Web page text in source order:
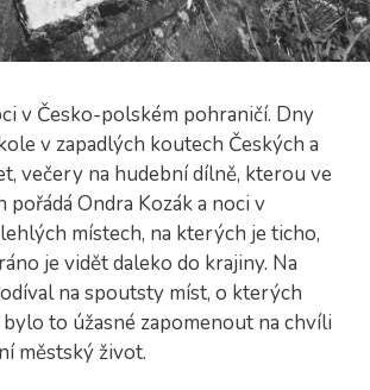
v Česko-polském pohraničí. Dny
v zapadlých koutech Českých a
večery na hudební dílně, kterou ve
pořádá Ondra Kozák a noci v
místech, na kterých je ticho,
je vidět daleko do krajiny. Na
na spoutsty míst, o kterých
to úžasné zapomenout na chvíli
městský život.